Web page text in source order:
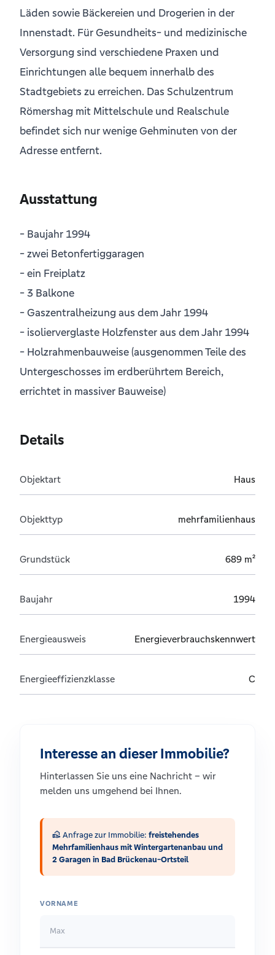
Läden sowie Bäckereien und Drogerien in der
Innenstadt. Für Gesundheits- und medizinische
Versorgung sind verschiedene Praxen und
Einrichtungen alle bequem innerhalb des
Stadtgebiets zu erreichen. Das Schulzentrum
Römershag mit Mittelschule und Realschule
befindet sich nur wenige Gehminuten von der
Adresse entfernt.
Ausstattung
- Baujahr 1994
- zwei Betonfertiggaragen
- ein Freiplatz
- 3 Balkone
- Gaszentralheizung aus dem Jahr 1994
- isolierverglaste Holzfenster aus dem Jahr 1994
- Holzrahmenbauweise (ausgenommen Teile des
Untergeschosses im erdberührtem Bereich,
errichtet in massiver Bauweise)
Details
Objektart Haus
Objekttyp mehrfamilienhaus
Grundstück 689 m²
Baujahr 1994
Energieausweis Energieverbrauchskennwert
Energieeffizienzklasse C
Interesse an dieser Immobilie?
Hinterlassen Sie uns eine Nachricht – wir
melden uns umgehend bei Ihnen.
real_estate_agent Anfrage zur Immobilie: freistehendes
Mehrfamilienhaus mit Wintergartenanbau und
2 Garagen in Bad Brückenau-Ortsteil
VORNAME